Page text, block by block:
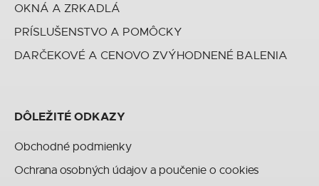
OKNÁ A ZRKADLÁ
PRÍSLUŠENSTVO A POMÔCKY
DARČEKOVÉ A CENOVO ZVÝHODNENÉ BALENIA
DÔLEŽITÉ ODKAZY
Obchodné podmienky
Ochrana osobných údajov a poučenie o cookies